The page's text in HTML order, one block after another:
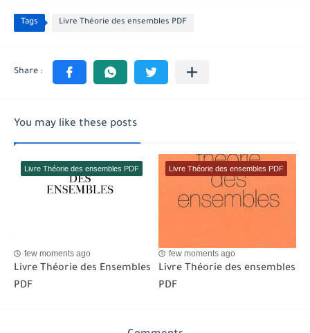
Tags Livre Théorie des ensembles PDF
You may like these posts
Livre Théorie des ensembles PDF
few moments ago
Livre Théorie des Ensembles
PDF
Livre Théorie des ensembles PDF
few moments ago
Livre Théorie des ensembles
PDF